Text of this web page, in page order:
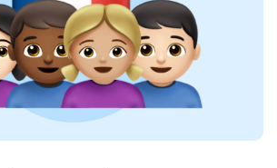
your homeworks